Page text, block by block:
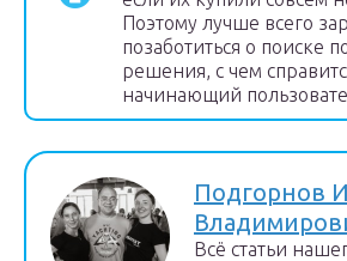
Поэтому лучше всего
позаботиться о поиске
решения, с чем
начинающий
Подгорнов
Всё статьи